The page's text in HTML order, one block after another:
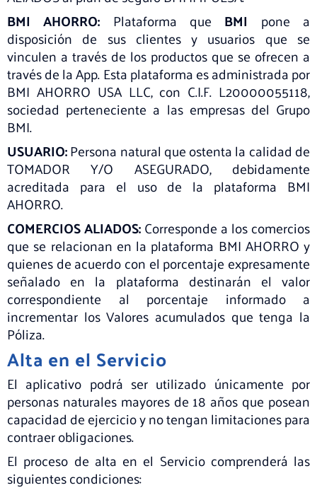
BMI AHORRO: Plataforma que BMI pone a
disposición de sus clientes y usuarios que se
vinculen a través de los productos que se ofrecen a
través de la App. Esta plataforma es administrada por
BMI AHORRO USA LLC, con C.I.F. L20000055118,
sociedad perteneciente a las empresas del Grupo
BMI.
USUARIO:Persona natural que ostenta la calidad de
TOMADOR Y/O ASEGURADO, debidamente
acreditada para el uso de la plataforma BMI
AHORRO.
COMERCIOS ALIADOS:Corresponde a los comercios
que se relacionan en la plataforma BMI AHORRO y
quienes de acuerdo con el porcentaje expresamente
señalado en la plataforma destinarán el valor
correspondiente al porcentaje informado a
incrementar los Valores acumulados que tenga la
Póliza.
Alta en el Servicio
El aplicativo podrá ser utilizado únicamente por
personas naturales mayores de 18 años que posean
capacidad de ejercicio y no tengan limitaciones para
contraer obligaciones.
El proceso de alta en el Servicio comprenderá las
siguientes condiciones: